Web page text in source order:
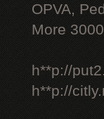
OPVA,
More
h**p://
h**p://